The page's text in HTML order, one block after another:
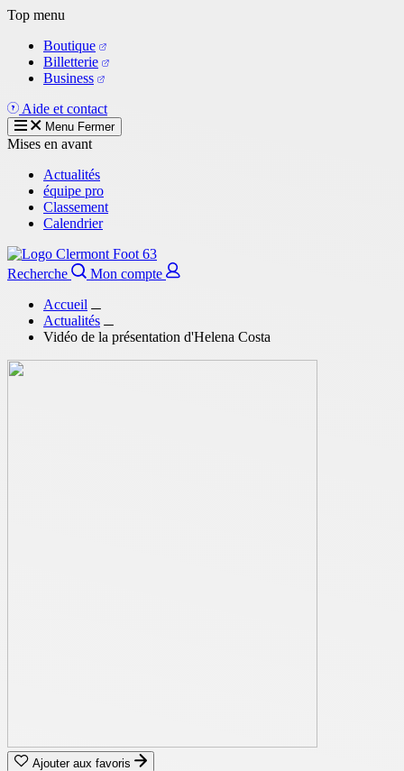
Aller
contenu
principal
Top menu
Boutique
Billetterie
Business
Aide et contact
Menu Fermer
Mises en avant
Actualités
équipe pro
Classement
Calendrier
Recherche
Mon compte
Accueil
Actualités
Vidéo de la présentation d'Helena Costa
Ajouter aux favoris